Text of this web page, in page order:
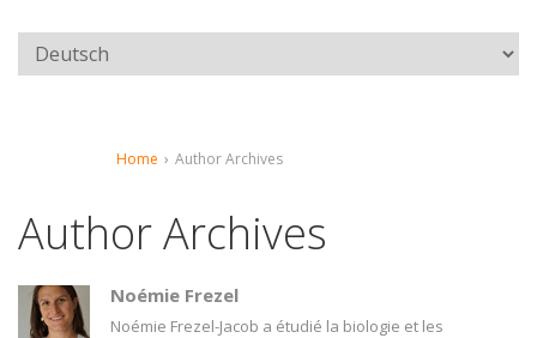
Home › Author Archives
Author Archives
Noémie Frezel
Noémie Frezel-Jacob a étudié la biologie et les